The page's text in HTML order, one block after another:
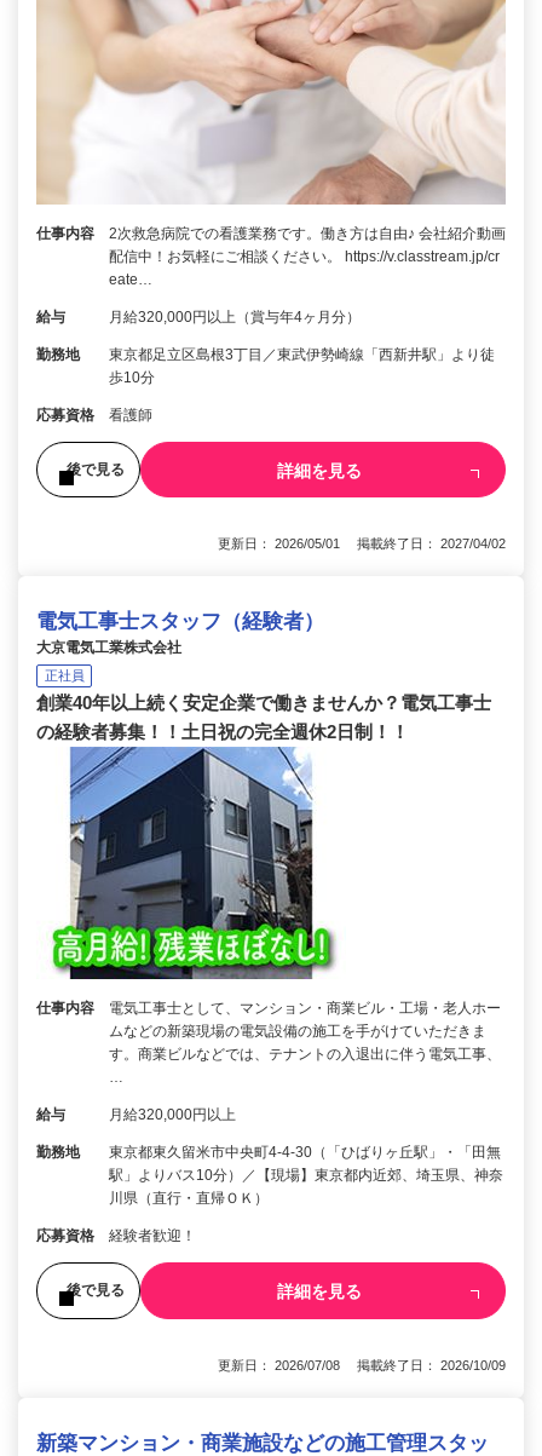
仕事内容
2次救急病院での看護業務です。働き方は自由♪ 会社紹介動画
配信中！お気軽にご相談ください。 https://v.classtream.jp/cr
eate…
給与 月給320,000円以上（賞与年4ヶ月分）
勤務地
東京都足立区島根3丁目／東武伊勢崎線「西新井駅」より徒
歩10分
応募資格 看護師
後で見る 詳細を見る
更新日： 2026/05/01 掲載終了日： 2027/04/02
電気工事士スタッフ（経験者）
大京電気工業株式会社
正社員
創業40年以上続く安定企業で働きませんか？電気工事士
の経験者募集！！土日祝の完全週休2日制！！
仕事内容
電気工事士として、マンション・商業ビル・工場・老人ホー
ムなどの新築現場の電気設備の施工を手がけていただきま
す。商業ビルなどでは、テナントの入退出に伴う電気工事、
…
給与 月給320,000円以上
勤務地
東京都東久留米市中央町4-4-30（「ひばりヶ丘駅」・「田無
駅」よりバス10分）／【現場】東京都内近郊、埼玉県、神奈
川県（直行・直帰ＯＫ）
応募資格 経験者歓迎！
後で見る 詳細を見る
更新日： 2026/07/08 掲載終了日： 2026/10/09
新築マンション・商業施設などの施工管理スタッ